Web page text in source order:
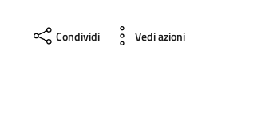
Condividi Vedi azioni